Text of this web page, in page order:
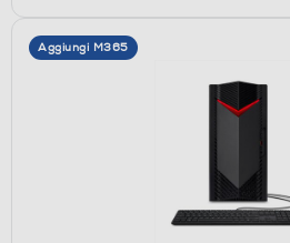
Aggiungi M365